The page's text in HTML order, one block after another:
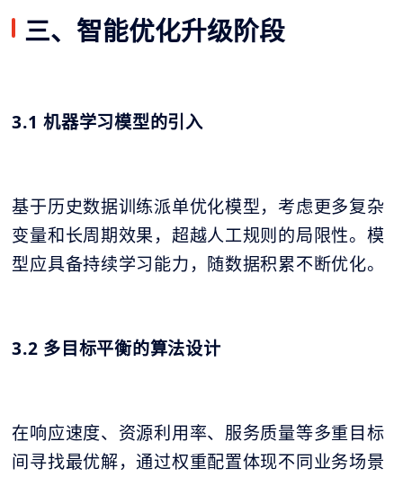
三、智能优化升级阶段
3.1 机器学习模型的引入
基于历史数据训练派单优化模型，考虑更多复杂
变量和长周期效果，超越人工规则的局限性。模
型应具备持续学习能力，随数据积累不断优化。
3.2 多目标平衡的算法设计
在响应速度、资源利用率、服务质量等多重目标
间寻找最优解，通过权重配置体现不同业务场景